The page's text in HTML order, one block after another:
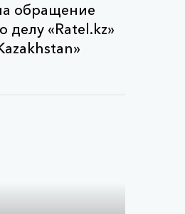
обращение
делу «Ratel.kz»